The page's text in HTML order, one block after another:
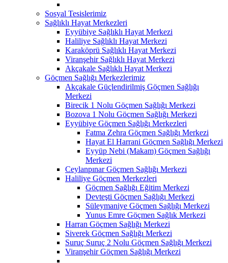
Sosyal Tesislerimiz
Sağlıklı Hayat Merkezleri
Eyyübiye Sağlıklı Hayat Merkezi
Haliliye Sağlıklı Hayat Merkezi
Karaköprü Sağlıklı Hayat Merkezi
Viranşehir Sağlıklı Hayat Merkezi
Akçakale Sağlıklı Hayat Merkezi
Göçmen Sağlığı Merkezlerimiz
Akçakale Güçlendirilmiş Göçmen Sağlığı
Merkezi
Birecik 1 Nolu Göçmen Sağlığı Merkezi
Bozova 1 Nolu Göçmen Sağlığı Merkezi
Eyyübiye Göçmen Sağlığı Merkezleri
Fatma Zehra Göçmen Sağlığı Merkezi
Hayat El Harrani Göçmen Sağlığı Merkezi
Eyyüp Nebi (Makam) Göçmen Sağlığı
Merkezi
Ceylanpınar Göçmen Sağlığı Merkezi
Haliliye Göçmen Merkezleri
Göçmen Sağlığı Eğitim Merkezi
Devteşti Göçmen Sağlığı Merkezi
Süleymaniye Göçmen Sağlığı Merkezi
Yunus Emre Göçmen Sağlık Merkezi
Harran Göçmen Sağlığı Merkezi
Siverek Göçmen Sağlığı Merkezi
Suruç Suruç 2 Nolu Göçmen Sağlığı Merkezi
Viranşehir Göçmen Sağlığı Merkezi